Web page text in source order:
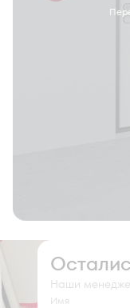
Наши
Имя